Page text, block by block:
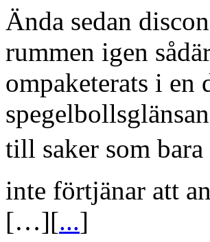
Ända sedan
rummen igen
ompaketerats i en
till saker som
inte förtjänar att
[…][...]